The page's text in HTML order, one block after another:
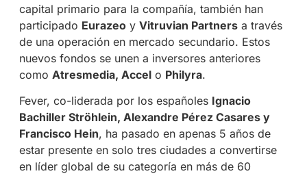
capital primario para la compañía, también han
participado Eurazeoy Vitruvian Partnersa través
de una operación en mercado secundario. Estos
nuevos fondos se unen a inversores anteriores
como Atresmedia, Accelo Philyra.
Fever, co-liderada por los españoles Ignacio
Bachiller Ströhlein, Alexandre Pérez Casares y
Francisco Hein, ha pasado en apenas 5 años de
estar presente en solo tres ciudades a convertirse
en líder global de su categoría en más de 60